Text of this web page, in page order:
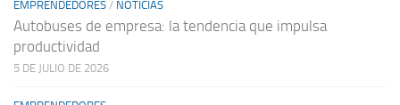
EMPRENDEDORES / NOTICIAS
Autobuses de empresa: la tendencia que impulsa
productividad
5 DE JULIO DE 2026